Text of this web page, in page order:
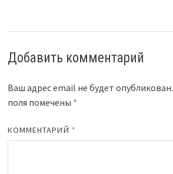
Добавить комментарий
Ваш адрес email не будет опубликован.
поля помечены *
КОММЕНТАРИЙ *